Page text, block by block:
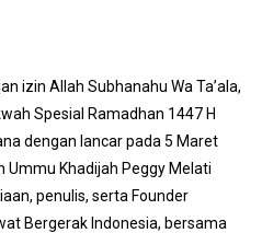
izin Allah Subhanahu Wa Ta’ala,
Spesial Ramadhan 1447 H
dengan lancar pada 5 Maret
Ummu Khadijah Peggy Melati
penulis, serta Founder
Bergerak Indonesia, bersama